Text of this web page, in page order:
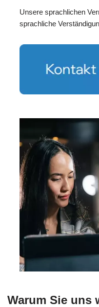
Unsere sprachlichen
sprachliche
Warum Sie uns